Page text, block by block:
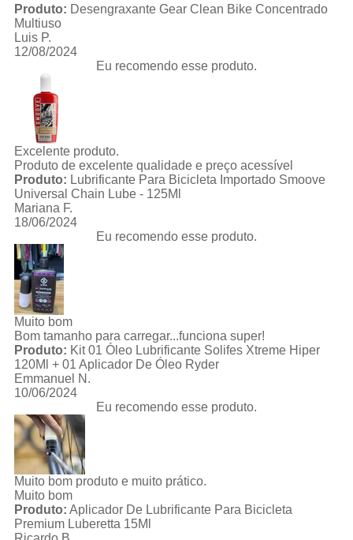
Produto: Desengraxante Gear Clean Bike Concentrado
Multiuso
Luis P.
12/08/2024
Eu recomendo esse produto.
Excelente produto.
Produto de excelente qualidade e preço acessível
Produto: Lubrificante Para Bicicleta Importado Smoove
Universal Chain Lube - 125Ml
Mariana F.
18/06/2024
Eu recomendo esse produto.
Muito bom
Bom tamanho para carregar...funciona super!
Produto: Kit 01 Óleo Lubrificante Solifes Xtreme Hiper
120Ml + 01 Aplicador De Óleo Ryder
Emmanuel N.
10/06/2024
Eu recomendo esse produto.
Muito bom produto e muito prático.
Muito bom
Produto: Aplicador De Lubrificante Para Bicicleta
Premium Luberetta 15Ml